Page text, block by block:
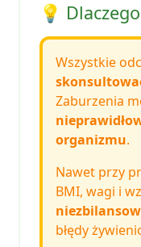
💡
Wszystkie
Zaburzenia
organizmu.
Nawet przy
BMI, wagi i
błędy